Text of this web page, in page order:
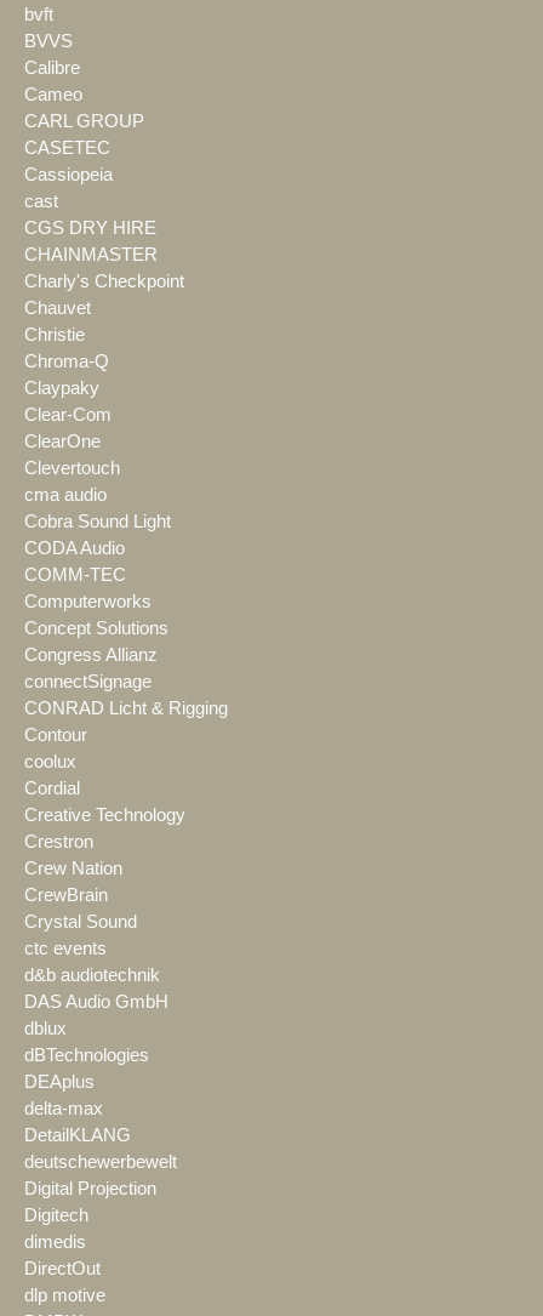
bvft
BVVS
Calibre
Cameo
CARL GROUP
CASETEC
Cassiopeia
cast
CGS DRY HIRE
CHAINMASTER
Charly's Checkpoint
Chauvet
Christie
Chroma-Q
Claypaky
Clear-Com
ClearOne
Clevertouch
cma audio
Cobra Sound Light
CODA Audio
COMM-TEC
Computerworks
Concept Solutions
Congress Allianz
connectSignage
CONRAD Licht & Rigging
Contour
coolux
Cordial
Creative Technology
Crestron
Crew Nation
CrewBrain
Crystal Sound
ctc events
d&b audiotechnik
DAS Audio GmbH
dblux
dBTechnologies
DEAplus
delta-max
DetailKLANG
deutschewerbewelt
Digital Projection
Digitech
dimedis
DirectOut
dlp motive